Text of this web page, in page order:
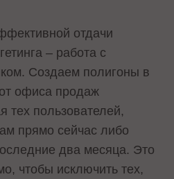
отдачи
– работа с
Создаем полигоны в
офиса продаж
тех пользователей,
прямо сейчас либо
два месяца. Это
чтобы исключить тех,